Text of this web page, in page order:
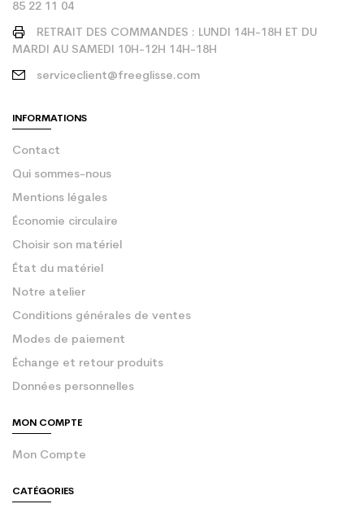
85 22 11 04
RETRAIT DES COMMANDES : LUNDI 14H-18H ET DU
MARDI AU SAMEDI 10H-12H 14H-18H
serviceclient@freeglisse.com
INFORMATIONS
Contact
Qui sommes-nous
Mentions légales
Économie circulaire
Choisir son matériel
État du matériel
Notre atelier
Conditions générales de ventes
Modes de paiement
Échange et retour produits
Données personnelles
MON COMPTE
Mon Compte
CATÉGORIES